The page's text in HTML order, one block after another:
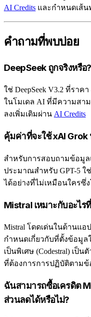
AI Credits และกำหนดเส้
คำถามที่พบบ่อย
DeepSeek ถูกจริงหรือ?
ใช่ DeepSeek V3.2 ที่ราค
ในโมเดล AI ที่มีความสา
ลงเพิ่มเติมผ่าน AI Credits
คุ้มค่าที่จะใช้ xAI Grok
สำหรับการสอบถามข้อมูล
ประมาณสำหรับ GPT-5 ใ
ได้อย่างที่ไม่เหมือนใครซึ่
Mistral เหมาะกับอะไร
Mistral โดดเด่นในด้านแ
กำหนดเกี่ยวกับที่ตั้งข้อมู
เป็นพิเศษ (Codestral) เป็
ที่ต้องการการปฏิบัติตาม
ฉันสามารถซื้อเครดิต
ส่วนลดได้หรือไม่?